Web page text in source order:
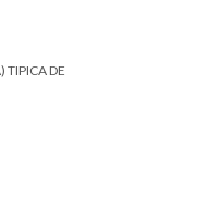
TIPICA DE